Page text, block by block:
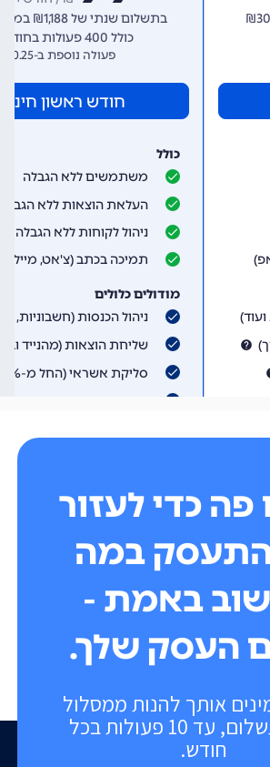
אותך להנות ממסלול
פטור מתשלום, עד 10 פעולות בכל
חודש.
פה כדי לעזור
במה
באמת -
העסק שלך.